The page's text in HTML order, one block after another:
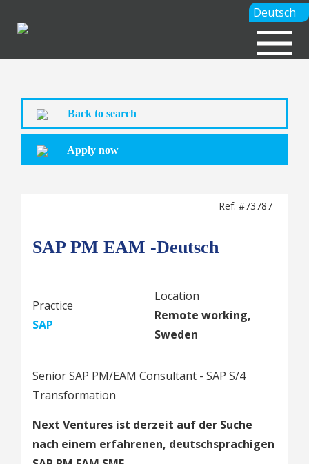
Deutsch
Back to search
Apply now
Ref: #73787
SAP PM EAM -Deutsch
Practice
SAP
Location
Remote working,
Sweden
Senior SAP PM/EAM Consultant - SAP S/4
Transformation
Next Ventures ist derzeit auf der Suche
nach einem erfahrenen, deutschsprachigen